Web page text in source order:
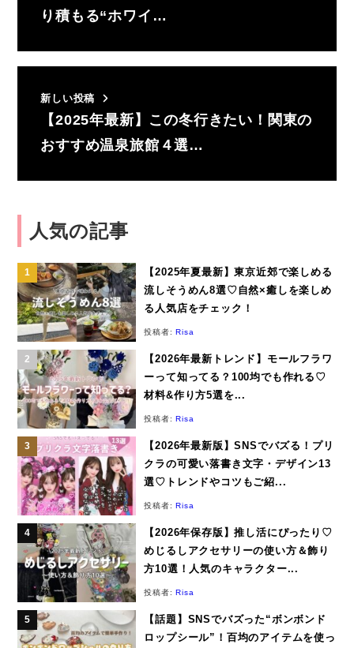
り積もる“ホワイ…
新しい投稿
【2025年最新】この冬行きたい！関東の
おすすめ温泉旅館４選…
人気の記事
【2025年夏最新】東京近郊で楽しめる
流しそうめん8選♡自然×癒しを楽しめ
る人気店をチェック！
投稿者:Risa
【2026年最新トレンド】モールフラワ
ーって知ってる？100均でも作れる♡
材料&作り方5選を...
投稿者:Risa
【2026年最新版】SNSでバズる！プリ
クラの可愛い落書き文字・デザイン13
選♡トレンドやコツもご紹...
投稿者:Risa
【2026年保存版】推し活にぴったり♡
めじるしアクセサリーの使い方＆飾り
方10選！人気のキャラクター...
投稿者:Risa
【話題】SNSでバズった“ボンボンド
ロップシール”！百均のアイテムを使っ